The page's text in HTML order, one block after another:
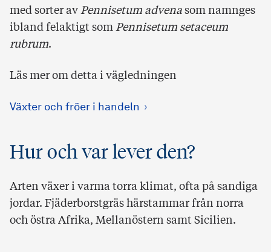
med sorter av Pennisetum advena som namnges
ibland felaktigt som Pennisetum setaceum
rubrum.
Läs mer om detta i vägledningen
Växter och fröer i handeln
Hur och var lever den?
Arten växer i varma torra klimat, ofta på sandiga
jordar. Fjäderborstgräs härstammar från norra
och östra Afrika, Mellanöstern samt Sicilien.